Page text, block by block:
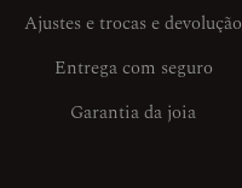
Ajustes e trocas e devolução
Entrega com seguro
Garantia da joia